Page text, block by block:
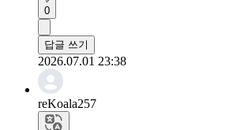
0
답글 쓰기
2026.07.01 23:38
reKoala257